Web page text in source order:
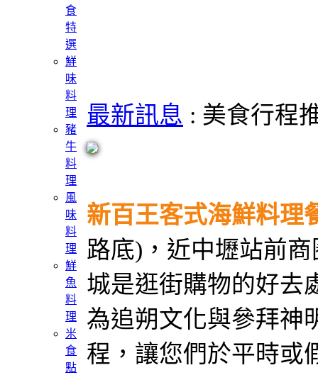
食
特
選
鮮
味
料
理
豬
牛
料
理
風
味
料
理
鮮
魚
料
理
米
食
點
最新訊息 : 美食行程
新百王客式海鮮料理
路底)，近中壢站前
城是逛街購物的好去
為追朔文化與參拜神
程，讓您們於平時或